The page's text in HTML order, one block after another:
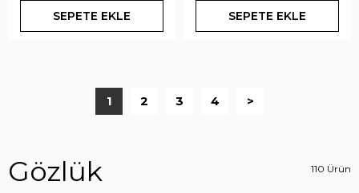
SEPETE EKLE SEPETE EKLE
1 2 3 4 >
Gözlük 110 Ürün